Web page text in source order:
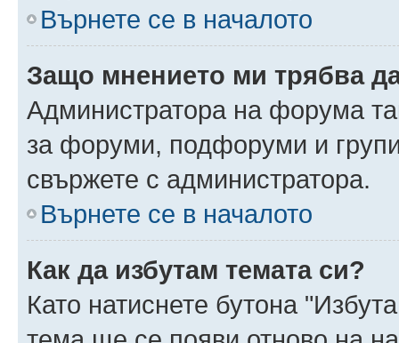
Върнете се в началото
Защо мнението ми трябва
Администратора на форума
за форуми, подфоруми и
свържете с администратора.
Върнете се в началото
Как да избутам темата си?
Като натиснете бутона